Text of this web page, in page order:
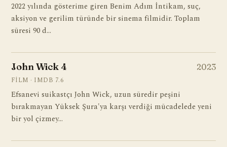
2022 yılında gösterime giren Benim Adım İntikam, suç,
aksiyon ve gerilim türünde bir sinema filmidir. Toplam
süresi 90 d…
John Wick 4 2023
FILM · IMDB 7.6
Efsanevi suikastçı John Wick, uzun süredir peşini
bırakmayan Yüksek Şura'ya karşı verdiği mücadelede yeni
bir yol çizmey…